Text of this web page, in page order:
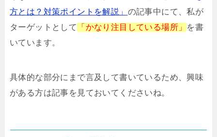
方とは？対策ポイントを解説」 の記事中にて、私が
ターゲットとして
「かなり注目している場所」 を書
いています。
具体的な部分にまで言及して書いているため、興味
がある方は記事を見ておいてくださいね。